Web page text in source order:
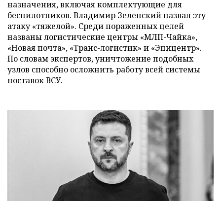
назначения, включая комплектующие для
беспилотников. Владимир Зеленский назвал эту
атаку «тяжелой». Среди пораженных целей
названы логистические центры «МЛП-Чайка»,
«Новая почта», «Транс-логистик» и «Эпицентр».
По словам экспертов, уничтожение подобных
узлов способно осложнить работу всей системы
поставок ВСУ.